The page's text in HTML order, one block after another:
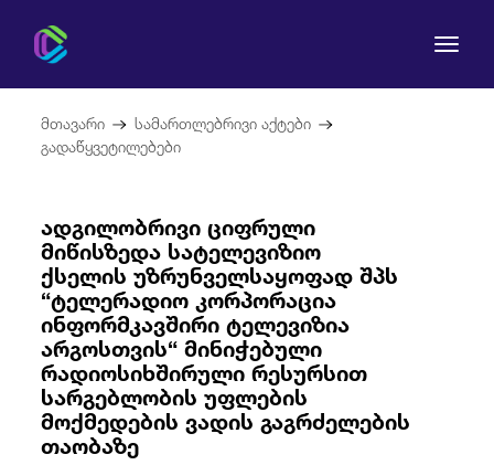
კომისია
მომხმარებლის უფლებები
რეგულირება
სამართლებრივი აქტები
მთავარი სამართლებრივი აქტები
გადაწყვეტილებები
ადგილობრივი ციფრული
მიწისზედა სატელევიზიო
ქსელის უზრუნველსაყოფად შპს
“ტელერადიო კორპორაცია
ინფორმკავშირი ტელევიზია
არგოსთვის“ მინიჭებული
რადიოსიხშირული რესურსით
სარგებლობის უფლების
მოქმედების ვადის გაგრძელების
თაობაზე